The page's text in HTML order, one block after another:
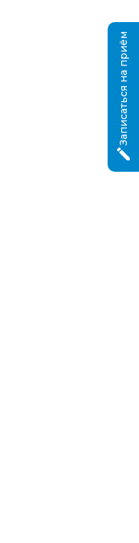
Записаться на приём